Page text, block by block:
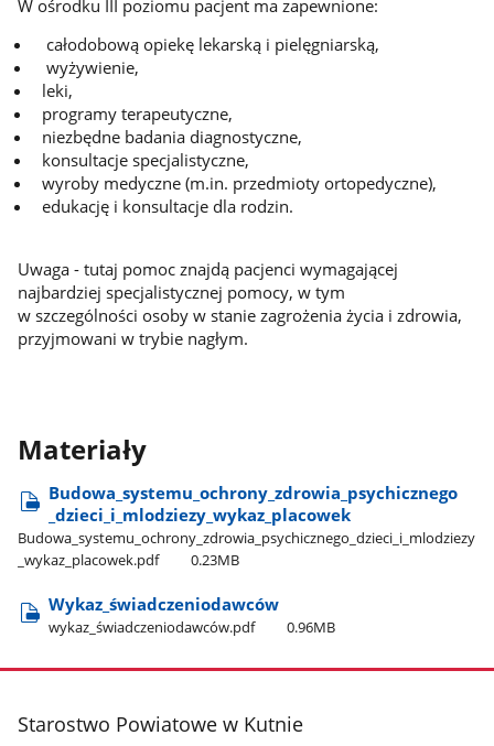
W ośrodku III poziomu pacjent ma zapewnione:
całodobową opiekę lekarską i pielęgniarską,
wyżywienie,
leki,
programy terapeutyczne,
niezbędne badania diagnostyczne,
konsultacje specjalistyczne,
wyroby medyczne (m.in. przedmioty ortopedyczne),
edukację i konsultacje dla rodzin.
Uwaga - tutaj pomoc znajdą pacjenci wymagającej
najbardziej specjalistycznej pomocy, w tym
w szczególności osoby w stanie zagrożenia życia i zdrowia,
przyjmowani w trybie nagłym.
Materiały
Budowa​_systemu​_ochrony​_zdrowia​_psychicznego​
_dzieci​_i​_mlodziezy​_wykaz​_placowek
Budowa​_systemu​_ochrony​_zdrowia​_psychicznego​_dzieci​_i​_mlodziezy​
_wykaz​_placowek.pdf
0.23MB
Wykaz​_świadczeniodawców
wykaz​_świadczeniodawców.pdf 0.96MB
stopka
Starostwo Powiatowe w Kutnie